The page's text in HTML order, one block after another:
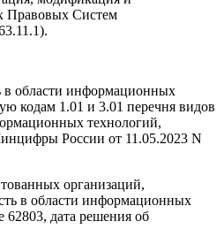
Правовых Систем
в области информационных
кодам 1.01 и 3.01 перечня видов
технологий,
России от 11.05.2023 N
организаций,
в области информационных
62803, дата решения об